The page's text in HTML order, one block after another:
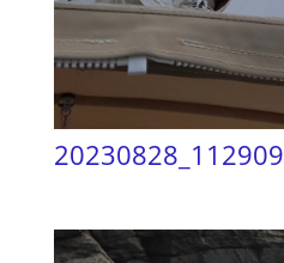
20230828_112909